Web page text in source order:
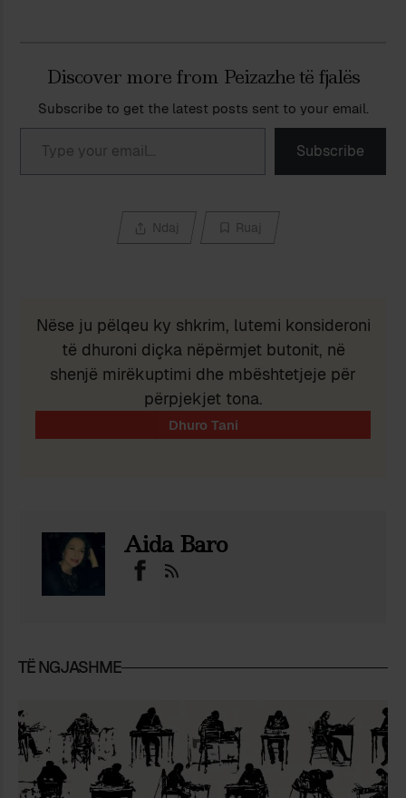
Discover more from Peizazhe të fjalës
Subscribe to get the latest posts sent to your email.
Type your email…
Subscribe
Ndaj Ruaj
Nëse ju pëlqeu ky shkrim, lutemi konsideroni
të dhuroni diçka nëpërmjet butonit, në
shenjë mirëkuptimi dhe mbështetjeje për
përpjekjet tona.
Aida Baro
TË NGJASHME